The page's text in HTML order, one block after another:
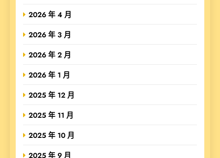
2026 年 4 月
2026 年 3 月
2026 年 2 月
2026 年 1 月
2025 年 12 月
2025 年 11 月
2025 年 10 月
2025 年 9 月